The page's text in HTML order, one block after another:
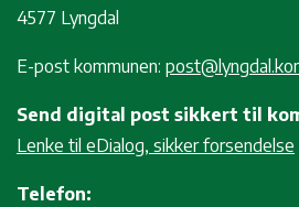
4577 Lyngdal
E-post kommunen:
Send digital post sikkert til
Lenke til eDialog, sikker forsendelse
Telefon: